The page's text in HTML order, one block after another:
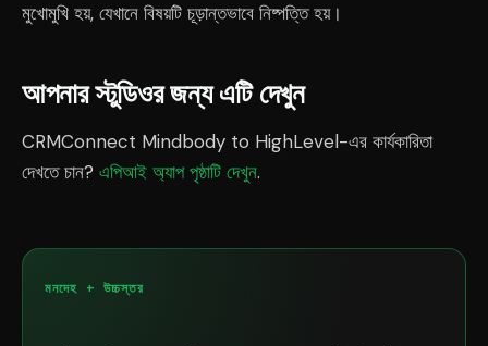
মুখোমুখি হয়, যেখানে বিষয়টি চূড়ান্তভাবে নিষ্পত্তি হয়।
আপনার স্টুডিওর জন্য এটি দেখুন
CRMConnect Mindbody to HighLevel-এর কার্যকারিতা
দেখতে চান? এপিআই অ্যাপ পৃষ্ঠাটি দেখুন.
মনদেহ + উচ্চস্তর